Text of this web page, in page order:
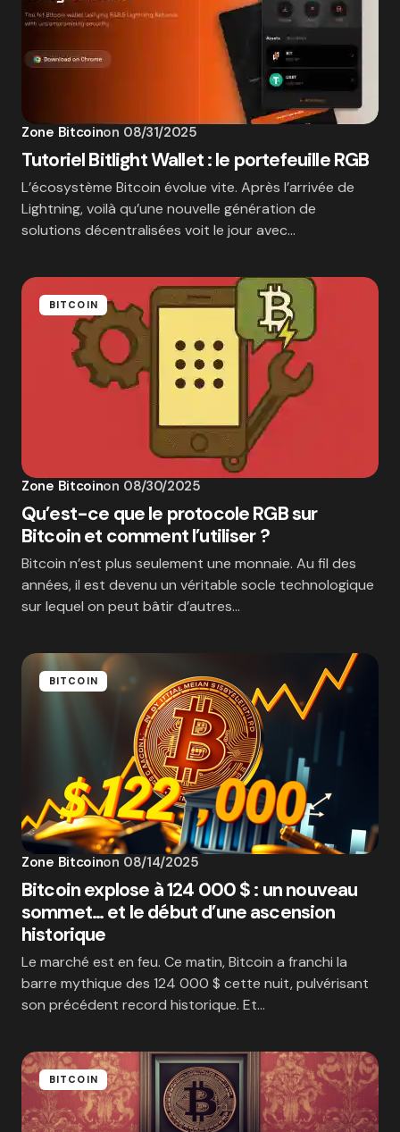
Zone Bitcoinon 08/31/2025
Tutoriel Bitlight Wallet : le portefeuille RGB
L’écosystème Bitcoin évolue vite. Après l’arrivée de
Lightning, voilà qu’une nouvelle génération de
solutions décentralisées voit le jour avec…
BITCOIN
Zone Bitcoinon 08/30/2025
Qu’est-ce que le protocole RGB sur
Bitcoin et comment l’utiliser ?
Bitcoin n’est plus seulement une monnaie. Au fil des
années, il est devenu un véritable socle technologique
sur lequel on peut bâtir d’autres…
BITCOIN
Zone Bitcoinon 08/14/2025
Bitcoin explose à 124 000 $ : un nouveau
sommet… et le début d’une ascension
historique
Le marché est en feu. Ce matin, Bitcoin a franchi la
barre mythique des 124 000 $ cette nuit, pulvérisant
son précédent record historique. Et…
BITCOIN